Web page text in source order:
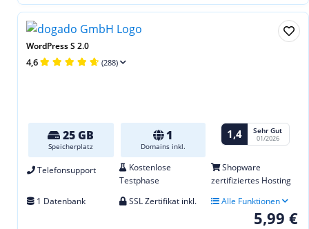
WordPress S 2.0
4,6 (288)
25 GB
Speicherplatz
1
Domains inkl.
1,4 Sehr Gut
01/2026
Telefonsupport
Kostenlose
Testphase
Shopware
zertifiziertes Hosting
1 Datenbank
SSL Zertifikat inkl. Alle Funktionen
5,99 €